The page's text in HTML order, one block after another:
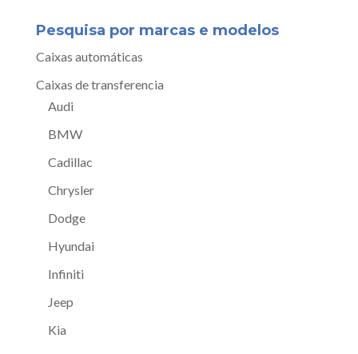
Pesquisa por marcas e modelos
Caixas automáticas
Caixas de transferencia
Audi
BMW
Cadillac
Chrysler
Dodge
Hyundai
Infiniti
Jeep
Kia